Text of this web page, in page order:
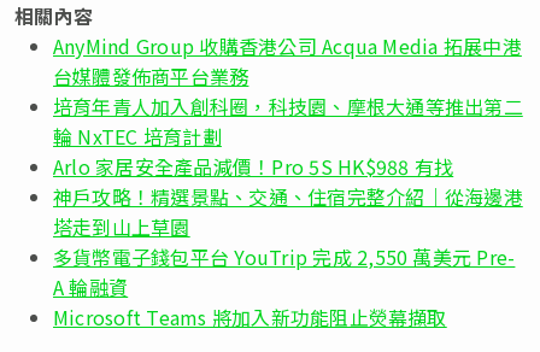
相關內容
AnyMind Group 收購香港公司 Acqua Media 拓展中港
台媒體發佈商平台業務
培育年青人加入創科圈，科技園、摩根大通等推出第二
輪 NxTEC 培育計劃
Arlo 家居安全產品減價！Pro 5S HK$988 有找
神戶攻略！精選景點、交通、住宿完整介紹｜從海邊港
塔走到山上草園
多貨幣電子錢包平台 YouTrip 完成 2,550 萬美元 Pre-
A 輪融資
Microsoft Teams 將加入新功能阻止熒幕擷取